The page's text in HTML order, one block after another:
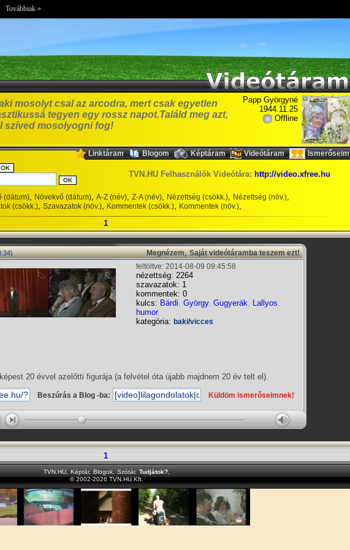
Továbbiak »
mosolyt csal az arcodra, mert csak egyetlen
tegyen egy rossz napot.Találd meg azt,
szíved mosolyogni fog!
Papp Györgyné
1944.11.25
Offline
Linktáram, Blogom, Képtáram, Videótáram, Ismerőseim
TVN.HU Felhasználók Videótára: http://video.xfree.hu
(dátum), Növekvő (dátum), A-Z (név), Z-A (név), Nézettség (csökk.), Nézettség (növ.),
(csökk.), Szavazatok (növ.), Kommentek (csökk.), Kommentek (növ.),
1
Megnézem,Saját videótáramba teszem ezt!
feltöltve: 2014-08-09 09:45:58
nézettség: 2264
szavazatok: 1
kommentek: 0
kulcs: Bárdi, György, Gugyerák, Lallyos,
humor,
kategória: baki/vicces
20 évvel azelőtti figurája (a felvétel óta újabb majdnem 20 év telt el).
Beszúrás a Blog -ba: Küldöm ismerőseimnek!
1
TVN.HU Képtár, Blogok Szótár, Tudjátok?
© 2002-2026 TVN.HU Kft.